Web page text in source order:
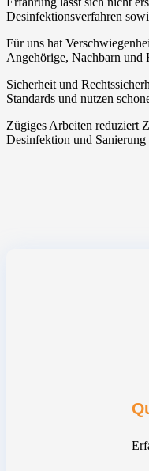
Desinfektionsverfahren
Für uns hat
Angehörige, Nachbarn und
Sicherheit und
Standards und nutzen
Zügiges Arbeiten reduziert
Desinfektion und